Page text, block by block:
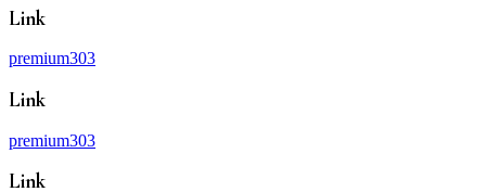
Link
premium303
Link
premium303
Link